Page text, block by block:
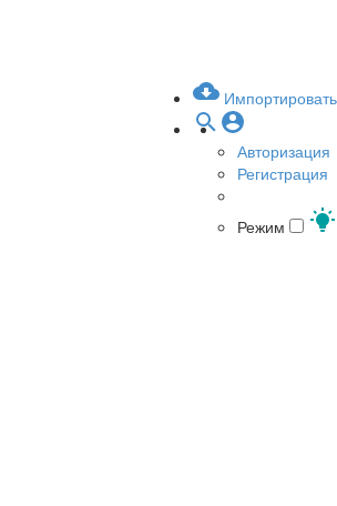
Импортировать
Авторизация
Регистрация
Режим